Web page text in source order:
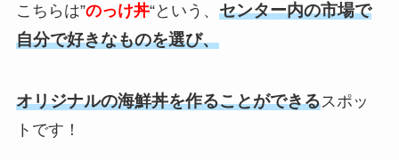
こちらは”のっけ丼“という、 センター内の市場で
自分で好きなものを選び、
オリジナルの海鮮丼を作ることができるスポッ
トです！